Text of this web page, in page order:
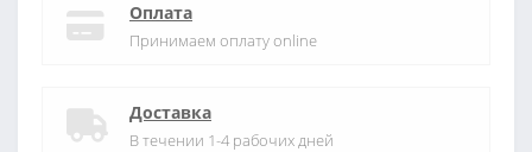
Оплата
Принимаем оплату online
Доставка
В течении 1-4 рабочих дней